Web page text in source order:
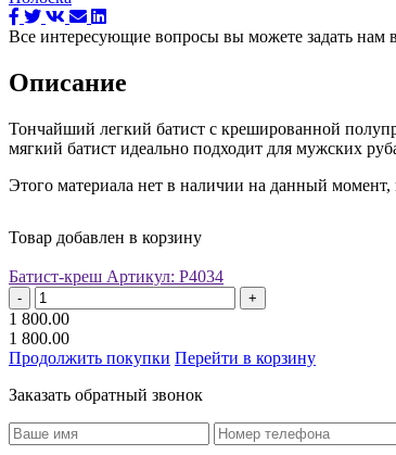
Все интересующие вопросы вы можете задать нам
Описание
Тончайший легкий батист с крешированной
мягкий батист идеально подходит для мужских
Этого материала нет в наличии на данный
Товар добавлен в корзину
Батист-креш Артикул: Р4034
- +
1 800.00
1 800.00
Продолжить покупки Перейти в корзину
Заказать обратный звонок